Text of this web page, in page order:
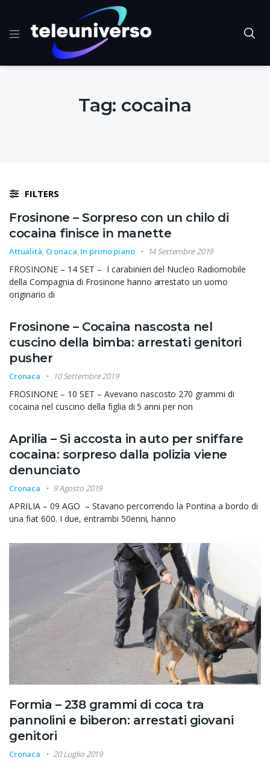
Tag: cocaina
FILTERS
Frosinone – Sorpreso con un chilo di
cocaina finisce in manette
Attualità, Cronaca,In primo piano 14 Settembre 2019
FROSINONE – 14 SET – I carabinieri del Nucleo Radiomobile
della Compagnia di Frosinone hanno arrestato un uomo
originario di
Frosinone – Cocaina nascosta nel
cuscino della bimba: arrestati genitori
pusher
Cronaca 10 Settembre 2019
FROSINONE – 10 SET – Avevano nascosto 270 grammi di
cocaina nel cuscino della figlia di 5 anni per non
Aprilia – Si accosta in auto per sniffare
cocaina: sorpreso dalla polizia viene
denunciato
Cronaca 9 Agosto 2019
APRILIA – 09 AGO – Stavano percorrendo la Pontina a bordo di
una fiat 600. I due, entrambi 50enni, hanno
Formia – 238 grammi di coca tra
pannolini e biberon: arrestati giovani
genitori
Cronaca 20 Luglio 2019